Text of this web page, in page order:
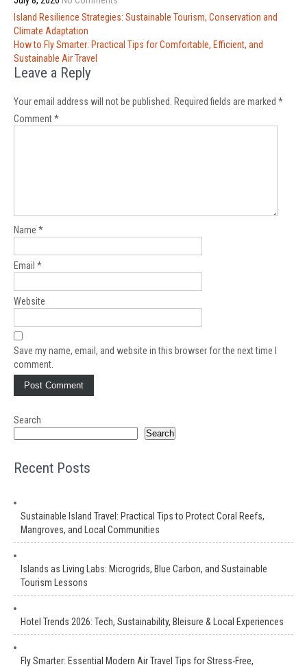
Post
navigation
Island Resilience Strategies: Sustainable Tourism, Conservation and
Climate Adaptation
How to Fly Smarter: Practical Tips for Comfortable, Efficient, and
Sustainable Air Travel
Leave a Reply
Your email address will not be published. Required fields are marked *
Comment*
Name *
Email *
Website
Save my name, email, and website in this browser for the next time I
comment.
Search
Search
Recent Posts
Sustainable Island Travel: Practical Tips to Protect Coral Reefs,
Mangroves, and Local Communities
Islands as Living Labs: Microgrids, Blue Carbon, and Sustainable
Tourism Lessons
Hotel Trends 2026: Tech, Sustainability, Bleisure & Local Experiences
Fly Smarter: Essential Modern Air Travel Tips for Stress-Free,